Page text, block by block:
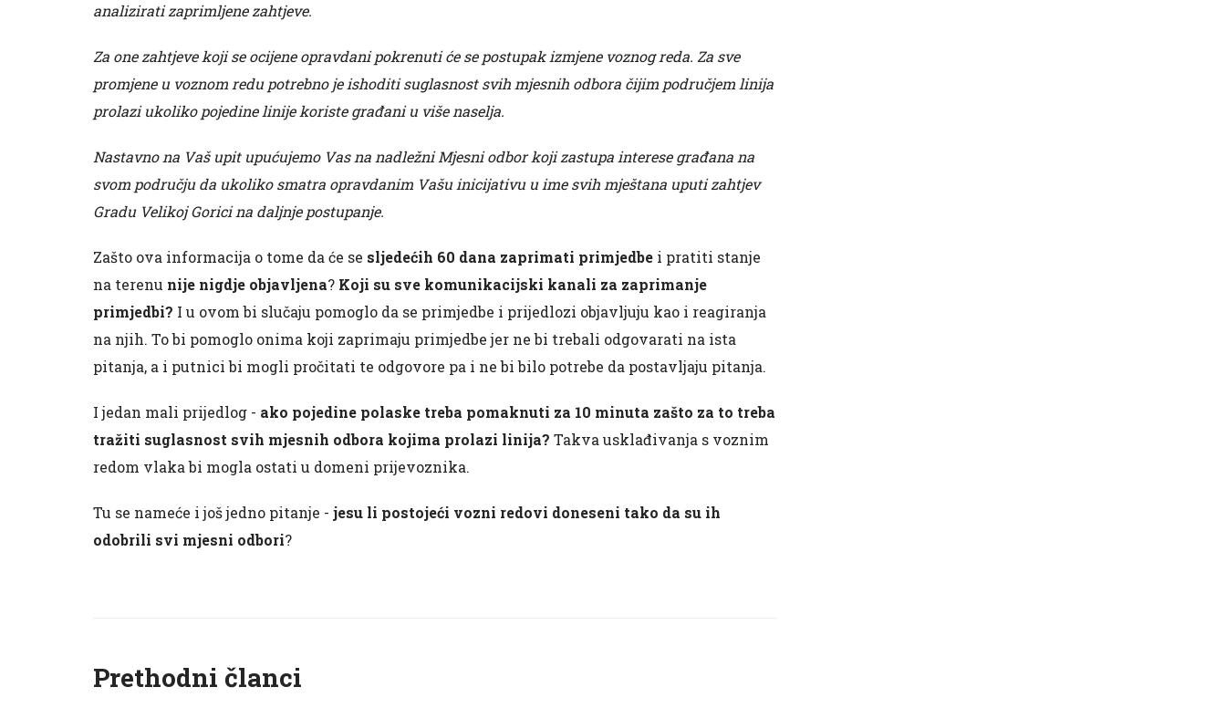
analizirati zaprimljene zahtjeve.
Za one zahtjeve koji se ocijene opravdani pokrenuti će se postupak izmjene voznog reda. Za sve
promjene u voznom redu potrebno je ishoditi suglasnost svih mjesnih odbora čijim područjem linija
prolazi ukoliko pojedine linije koriste građani u više naselja.
Nastavno na Vaš upit upućujemo Vas na nadležni Mjesni odbor koji zastupa interese građana na
svom području da ukoliko smatra opravdanim Vašu inicijativu u ime svih mještana uputi zahtjev
Gradu Velikoj Gorici na daljnje postupanje.
Zašto ova informacija o tome da će se sljedećih 60 dana zaprimati primjedbe i pratiti stanje
na terenu nije nigdje objavljena? Koji su sve komunikacijski kanali za zaprimanje
primjedbi? I u ovom bi slučaju pomoglo da se primjedbe i prijedlozi objavljuju kao i reagiranja
na njih. To bi pomoglo onima koji zaprimaju primjedbe jer ne bi trebali odgovarati na ista
pitanja, a i putnici bi mogli pročitati te odgovore pa i ne bi bilo potrebe da postavljaju pitanja.
I jedan mali prijedlog - ako pojedine polaske treba pomaknuti za 10 minuta zašto za to treba
tražiti suglasnost svih mjesnih odbora kojima prolazi linija? Takva usklađivanja s voznim
redom vlaka bi mogla ostati u domeni prijevoznika.
Tu se nameće i još jedno pitanje - jesu li postojeći vozni redovi doneseni tako da su ih
odobrili svi mjesni odbori?
Prethodni članci